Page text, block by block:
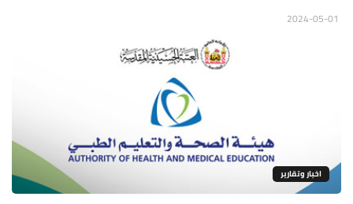
اخبار وتقارير